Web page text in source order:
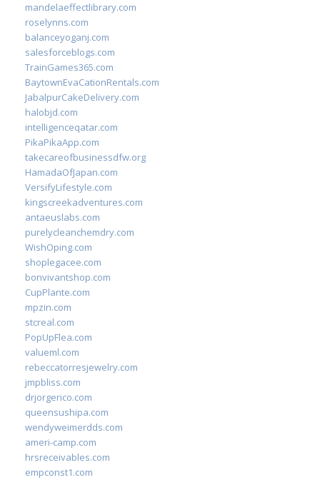
mandelaeffectlibrary.com
roselynns.com
balanceyoganj.com
salesforceblogs.com
TrainGames365.com
BaytownEvaCationRentals.com
JabalpurCakeDelivery.com
halobjd.com
intelligenceqatar.com
PikaPikaApp.com
takecareofbusinessdfw.org
HamadaOfJapan.com
VersifyLifestyle.com
kingscreekadventures.com
antaeuslabs.com
purelycleanchemdry.com
WishOping.com
shoplegacee.com
bonvivantshop.com
CupPlante.com
mpzin.com
stcreal.com
PopUpFlea.com
valueml.com
rebeccatorresjewelry.com
jmpbliss.com
drjorgerico.com
queensushipa.com
wendyweimerdds.com
ameri-camp.com
hrsreceivables.com
empconst1.com